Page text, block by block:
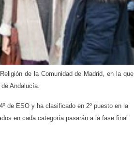
de la Comunidad de Madrid, en la que
Andalucía.
de ESO y ha clasificado en 2º puesto en la
en cada categoría pasarán a la fase final